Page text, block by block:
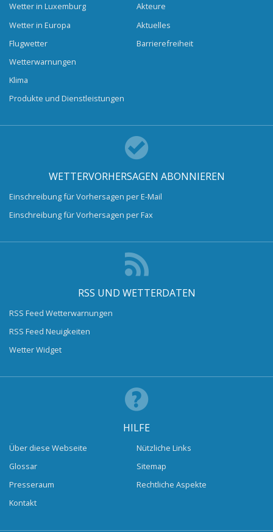
Wetter in Luxemburg
Wetter in Europa
Flugwetter
Wetterwarnungen
Klima
Produkte und Dienstleistungen
Akteure
Aktuelles
Barrierefreiheit
WETTERVORHERSAGEN ABONNIEREN
Einschreibung für Vorhersagen per E-Mail
Einschreibung für Vorhersagen per Fax
RSS UND WETTERDATEN
RSS Feed Wetterwarnungen
RSS Feed Neuigkeiten
Wetter Widget
HILFE
Über diese Webseite
Glossar
Presseraum
Kontakt
Nützliche Links
Sitemap
Rechtliche Aspekte